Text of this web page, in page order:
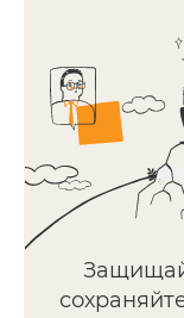
Результат:
Активисты
коллективного
против решения
общественный
экозащитников,
заказника. А